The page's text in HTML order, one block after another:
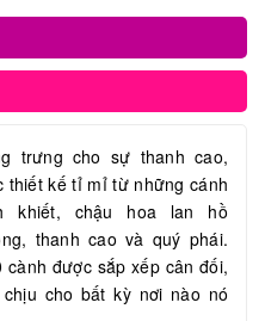
trưng cho sự thanh cao,
thiết kế tỉ mỉ từ những cánh
khiết, chậu hoa lan hồ
thanh cao và quý phái.
được sắp xếp cân đối,
cho bất kỳ nơi nào nó